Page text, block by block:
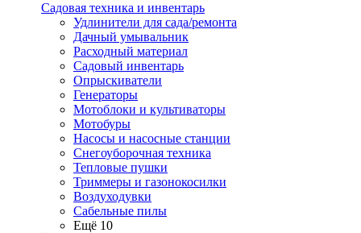
Садовая техника и инвентарь
Удлинители для сада/ремонта
Дачный умывальник
Расходный материал
Садовый инвентарь
Опрыскиватели
Генераторы
Мотоблоки и культиваторы
Мотобуры
Насосы и насосные станции
Снегоуборочная техника
Тепловые пушки
Триммеры и газонокосилки
Воздуходувки
Сабельные пилы
Ещё 10